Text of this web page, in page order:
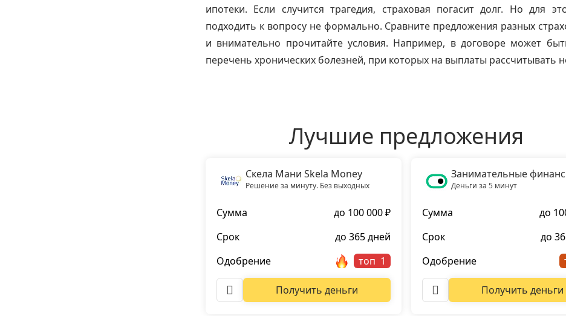
ипотеки. Если случится трагедия, страховая погасит долг. Но для
подходить к вопросу не формально. Сравните предложения разных
и внимательно прочитайте условия. Например, в договоре может
перечень хронических болезней, при которых на выплаты рассчитывать
Лучшие предложения
Скела Мани Skela Money
Решение за минуту. Без выходных
Сумма
до 100 000 ₽
Срок
до 365 дней
Одобрение
топ
Получить деньги
Занимательные
Деньги за 5 минут
Сумма
до
Срок
до
Одобрение
Получить деньги